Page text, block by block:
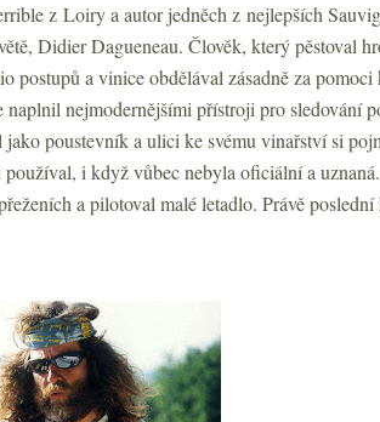
z Loiry a autor jedněch z nejlepších
Didier Dagueneau. Člověk, který pěstoval
postupů a vinice obdělával zásadně za pomoci
naplnil nejmodernějšími přístroji pro sledování
poustevník a ulici ke svému vinařství si
i když vůbec nebyla oficiální a
a pilotoval malé letadlo. Právě